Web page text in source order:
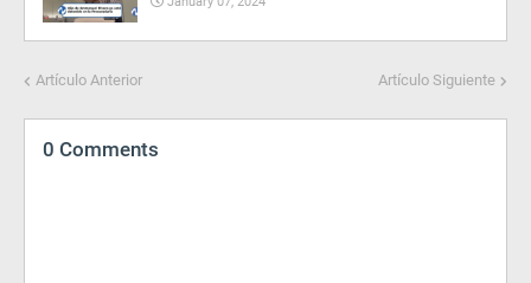
Artículo Anterior Artículo Siguiente
0 Comments